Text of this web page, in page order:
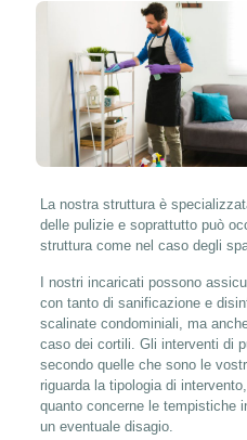
La nostra struttura è
delle pulizie e soprattutto può
struttura come nel caso degli
I nostri incaricati possono
con tanto di sanificazione e
scalinate condominiali, ma
caso dei cortili. Gli interventi di
secondo quelle che sono le
riguarda la tipologia di
quanto concerne le tempistiche
un eventuale disagio.